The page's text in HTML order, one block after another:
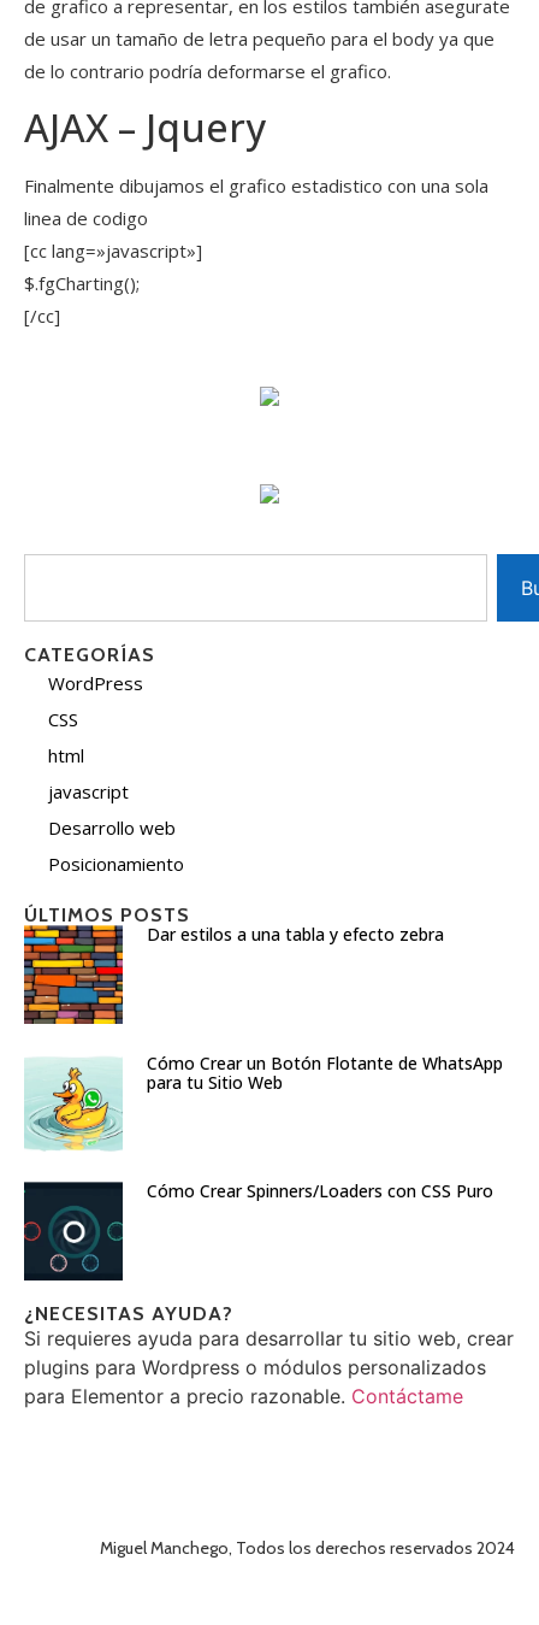
de grafico a representar, en los estilos también asegurate
de usar un tamaño de letra pequeño para el body ya que
de lo contrario podría deformarse el grafico.
AJAX – Jquery
Finalmente dibujamos el grafico estadistico con una sola
linea de codigo
[cc lang=»javascript»]
$.fgCharting();
[/cc]
CATEGORÍAS
WordPress
CSS
html
javascript
Desarrollo web
Posicionamiento
ÚLTIMOS POSTS
Dar estilos a una tabla y efecto zebra
Cómo Crear un Botón Flotante de WhatsApp
para tu Sitio Web
Cómo Crear Spinners/Loaders con CSS Puro
¿NECESITAS AYUDA?
Si requieres ayuda para desarrollar tu sitio web, crear
plugins para Wordpress o módulos personalizados
para Elementor a precio razonable. Contáctame
Miguel Manchego, Todos los derechos reservados 2024